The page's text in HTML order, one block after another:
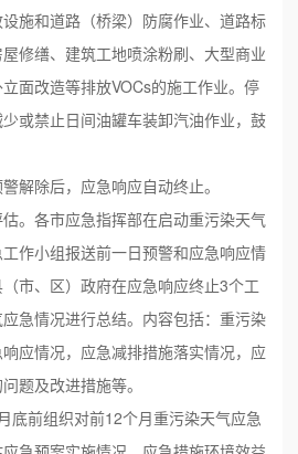
施和道路（桥梁）防腐作业、道路标
修缮、建筑工地喷涂粉刷、大型商业
面改造等排放VOCs的施工作业。停
或禁止日间油罐车装卸汽油作业，鼓
解除后，应急响应自动终止。
估。各市应急指挥部在启动重污染天气
作小组报送前一日预警和应急响应情
市、区）政府在应急响应终止3个工
急情况进行总结。内容包括：重污染
应情况，应急减排措施落实情况，应
题及改进措施等。
底前组织对前12个月重污染天气应急